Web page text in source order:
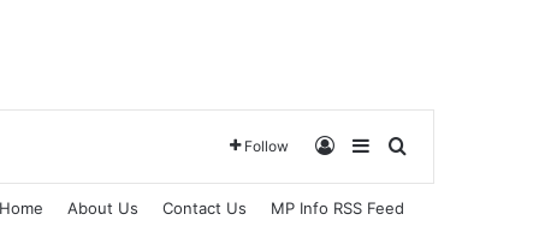
Follow Log InSidebarSearch for
Home About Us Contact Us MP Info RSS Feed